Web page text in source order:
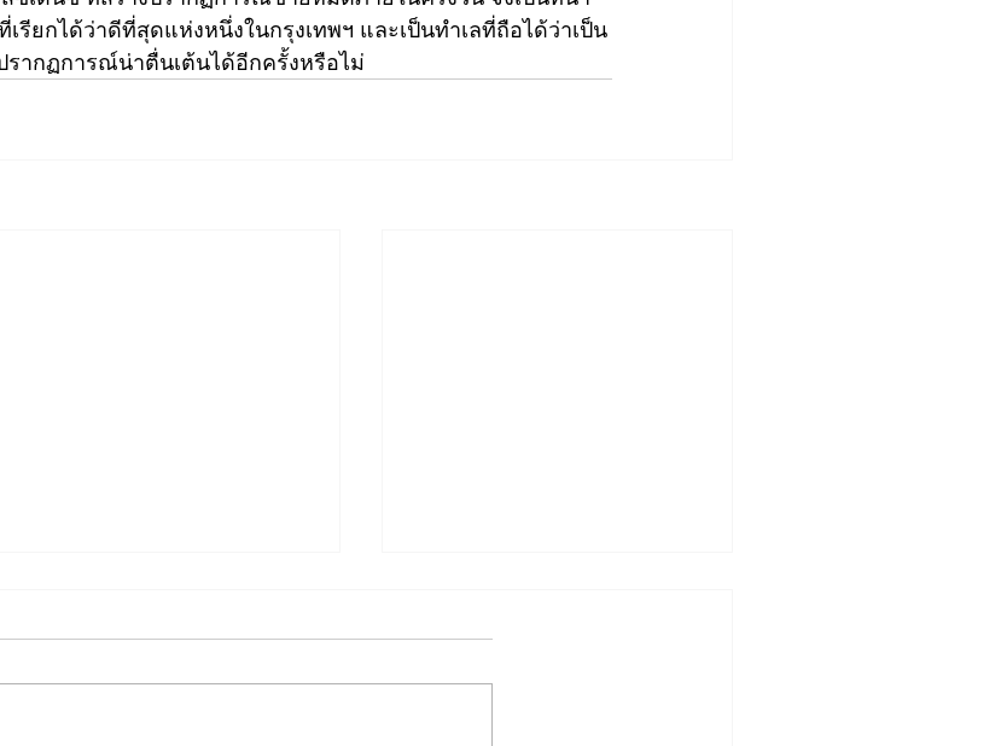
รียกได้ว่าดีที่สุดแห่งหนึ่งในกรุงเทพฯ และเป็นทำเลที่ถือได้ว่าเป็น
ากฏการณ์น่าตื่นเต้นได้อีกครั้งหรือไม่